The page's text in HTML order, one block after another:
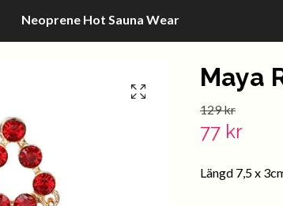
Neoprene Hot Sauna Wear
Maya
129 kr
77 kr
Längd 7,5 x